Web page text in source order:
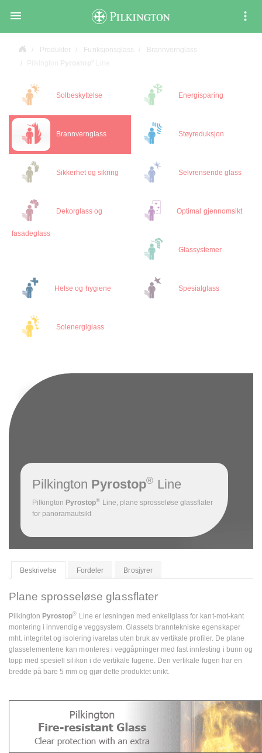

Produkter Funksjonsglass
Brannvernglass
Solbeskyttelse Energisparing
Brannvernglass Støyreduksjon
Sikkerhet og sikring Selvrensende glass
Dekorglass og
fasadeglass
Optimal gjennomsikt
Glassystemer
Helse og hygiene Spesialglass
Solenergiglass
Pilkington Pyrostop® Line
Pilkington Pyrostop® Line, plane sprosseløse glassflater
for panoramautsikt
Beskrivelse Fordeler Brosjyrer
Plane sprosseløse glassflater
Pilkington Pyrostop® Line er løsningen med enkeltglass for kant-mot-kant
montering i innvendige veggsystem. Glassets branntekniske egenskaper
mht. integritet og isolering ivaretas uten bruk av vertikale profiler. De plane
glasselementene kan monteres i veggåpninger med fast innfesting i bunn og
topp med spesiell silikon i de vertikale fugene. Den vertikale fugen har en
bredde på bare 5 mm og gjør dette produktet unikt.